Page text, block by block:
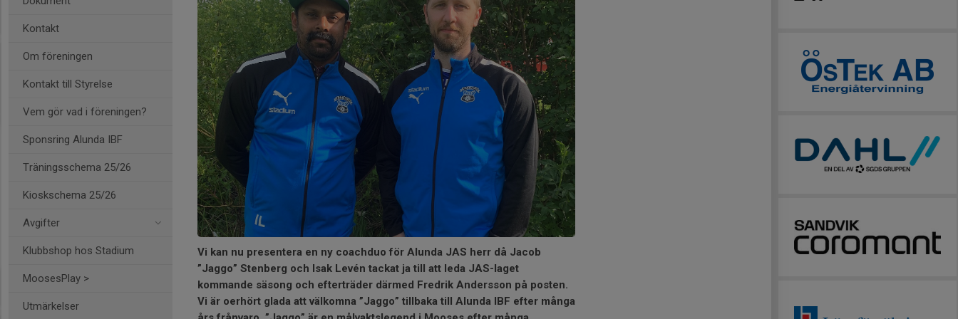
Kontakt
Om föreningen
Kontakt till Styrelse
Vem gör vad i föreningen?
Sponsring Alunda IBF
Träningsschema 25/26
Kioskschema 25/26
Avgifter
Klubbshop hos Stadium
MoosesPlay >
Utmärkelser
Vi kan nu presentera en ny coachduo för Alunda JAS herr då Jacob
”Jaggo” Stenberg och Isak Levén tackat ja till att leda JAS-laget
kommande säsong och efterträder därmed Fredrik Andersson på posten.
Vi är oerhört glada att välkomna ”Jaggo” tillbaka till Alunda IBF efter många